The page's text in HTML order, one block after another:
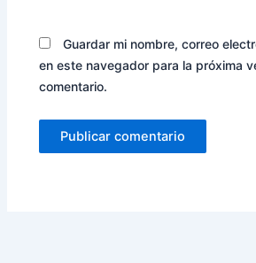
Guardar mi nombre, correo
en este navegador para la próxima
comentario.